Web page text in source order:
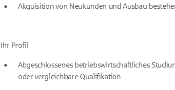
Akquisition von Neukunden und Ausbau
Ihr Profil
Abgeschlossenes betriebswirtschaftliches
oder vergleichbare Qualifikation